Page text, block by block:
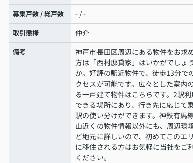
募集戸数 / 総戸数 - / -
取引態様 仲介
備考
神戸市長田区周辺にある物件をお求
方は「西村邸貸家」はいかがでしょ
か。好評の駅近物件で、徒歩13分で
クセスが可能です。広々とした室内
る一戸建て物件はこちらです。2駅利
できる場所にあり、行き先に応じて
駅の使い分けができます。神鉄有馬
山近くの物件情報以外にも、周辺環
ど地元に詳しいので、初めてこのエ
に移住される方はお気軽に当社をご
ください。